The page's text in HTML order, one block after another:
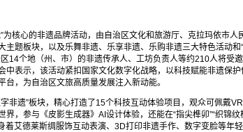
为核心的非遗品牌活动，由自治区文化和旅游厅、克拉玛依市人
主题板块，以及乐舞非遗、乐享非遗、乐购非遗三大特色活动和
14个地（州、市）的非遗传承人、工坊负责人等约210人将受
中表示，该活动紧扣国家文化数字化战略，以科技赋能非遗保
，为自治区文旅高质量发展注入新动能。
非遗”板块，精心打造了15个科技互动体验项目，观众可佩戴
界，参与《皮影生成器》AI设计体验，还能在“指尖榫卯”“织锦纹
艾德莱斯绸服饰互动表演、3D打印非遗手作、数字变脸等年